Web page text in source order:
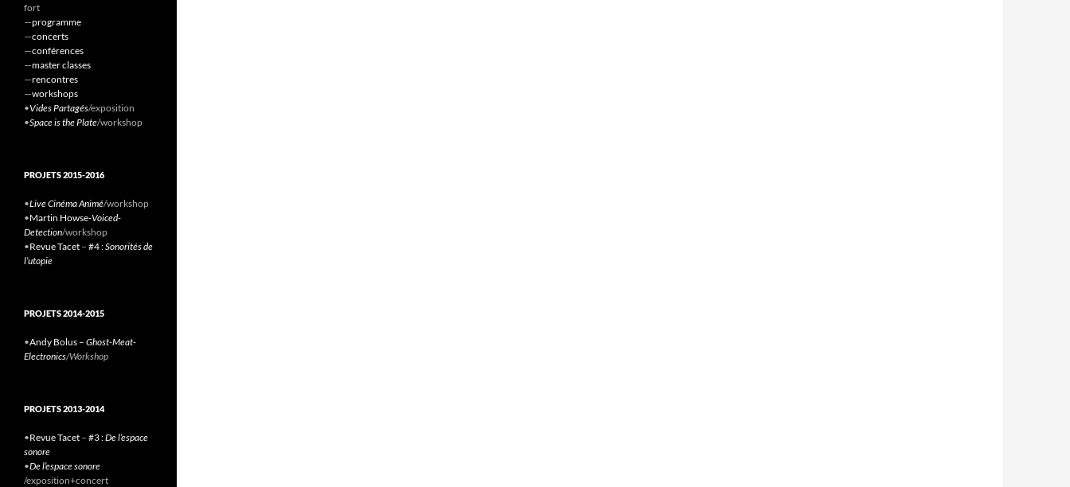
fort
—programme
—concerts
—conférences
—master classes
—rencontres
—workshops
•Vides Partagés/exposition
•Space is the Plate/workshop
PROJETS 2015-2016
•Live Cinéma Animé/workshop
•Martin Howse-Voiced-
Detection/workshop
•Revue Tacet – #4 :Sonorités de
l’utopie
PROJETS 2014-2015
•Andy Bolus – Ghost-Meat-
Electronics/Workshop
PROJETS 2013-2014
•Revue Tacet – #3 :De l’espace
sonore
•De l’espace sonore
/exposition+concert